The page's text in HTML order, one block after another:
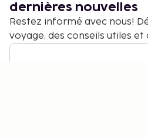
dernières nouvelles
Restez informé avec nous!
voyage, des conseils utiles et